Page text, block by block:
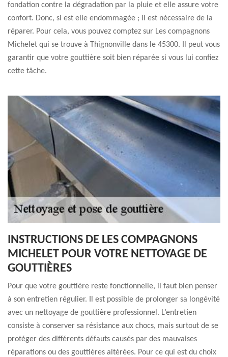
fondation contre la dégradation par la pluie et elle assure votre
confort. Donc, si est elle endommagée ; il est nécessaire de la
réparer. Pour cela, vous pouvez comptez sur Les compagnons
Michelet qui se trouve à Thignonville dans le 45300. Il peut vous
garantir que votre gouttière soit bien réparée si vous lui confiez
cette tâche.
INSTRUCTIONS DE LES COMPAGNONS
MICHELET POUR VOTRE NETTOYAGE DE
GOUTTIÈRES
Pour que votre gouttière reste fonctionnelle, il faut bien penser
à son entretien régulier. Il est possible de prolonger sa longévité
avec un nettoyage de gouttière professionnel. L’entretien
consiste à conserver sa résistance aux chocs, mais surtout de se
protéger des différents défauts causés par des mauvaises
réparations ou des gouttières altérées. Pour ce qui est du choix